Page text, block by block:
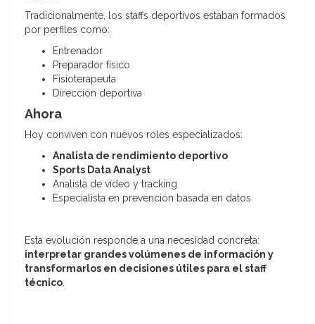
Tradicionalmente, los staffs deportivos estaban formados
por perfiles como:
Entrenador
Preparador físico
Fisioterapeuta
Dirección deportiva
Ahora
Hoy conviven con nuevos roles especializados:
Analista de rendimiento deportivo
Sports Data Analyst
Analista de vídeo y tracking
Especialista en prevención basada en datos
Esta evolución responde a una necesidad concreta:
interpretar grandes volúmenes de información y
transformarlos en decisiones útiles para el staff
técnico.